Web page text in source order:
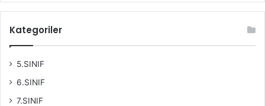
Kategoriler
5.SINIF
6.SINIF
7.SINIF